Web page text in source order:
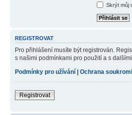
Skrýt můj
REGISTROVAT
Pro přihlášení musíte být registrován.
s našimi podmínkami pro použití a s
Podmínky pro užívání | Ochrana soukromí
Registrovat